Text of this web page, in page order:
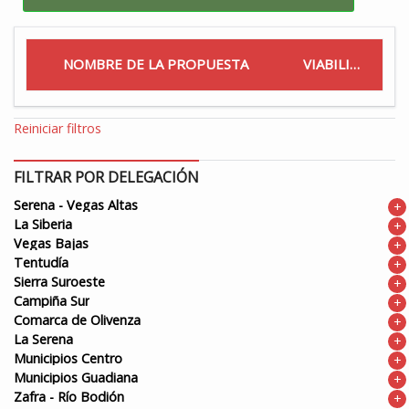
NOMBRE DE LA PROPUESTA VIABILIDAD
Reiniciar filtros
FILTRAR POR DELEGACIÓN